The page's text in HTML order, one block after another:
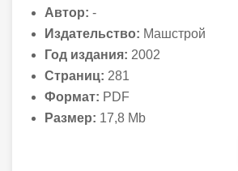
Автор: -
Издательство: Машстрой
Год издания: 2002
Страниц: 281
Формат: PDF
Размер: 17,8 Mb